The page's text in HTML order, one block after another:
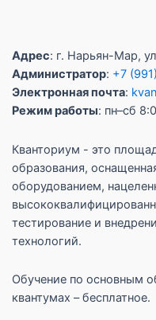
Адрес: г. Нарьян-Мар,
Администратор: +7
Электронная почта:
Режим работы: пн–сб
Кванториум - это
образования,
оборудованием,
тестирование и
технологий.
Обучение по основным
квантумах – бесплатное.